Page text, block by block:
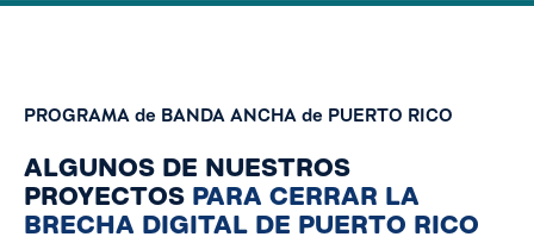
PROGRAMA de BANDA ANCHA de PUERTO RICO
ALGUNOS DE NUESTROS
PROYECTOS PARA CERRAR LA
BRECHA DIGITAL DE PUERTO RICO